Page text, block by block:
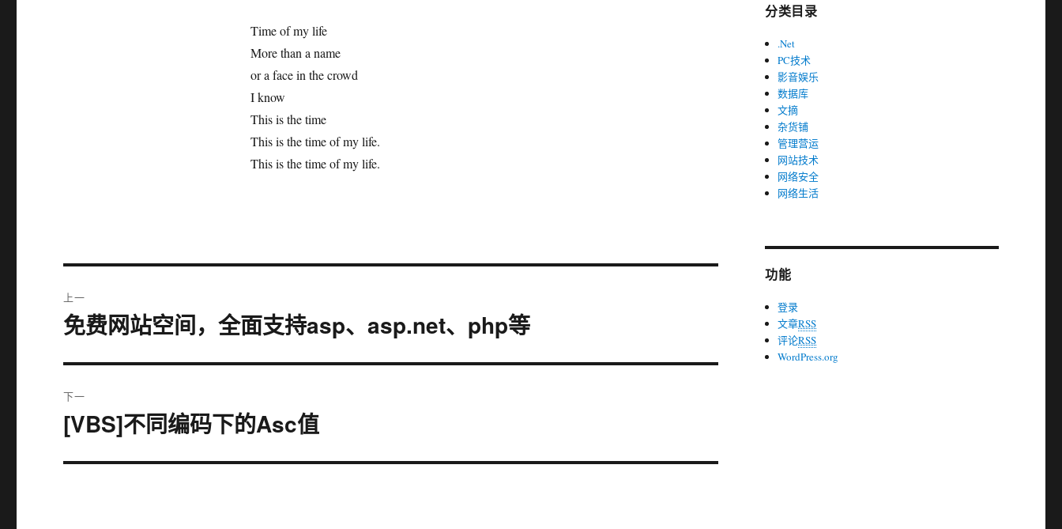
Time of my life
More than a name
or a face in the crowd
I know
This is the time
This is the time of my life.
This is the time of my life.
章
上一
上
文
章：
免费网站空间，全面支持asp、asp.net、php等
下一
下
篇
文
[VBS]不同编码下的Asc值
分类目录
.Net
PC技术
影音娱乐
数据库
文摘
杂货铺
管理营运
网站技术
网络安全
网络生活
功能
登录
文章RSS
评论RSS
WordPress.org